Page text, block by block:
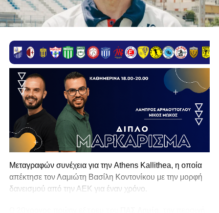
Μεταγραφών συνέχεια για την Athens Kallithea, η οποία
απέκτησε τον Λαμιώτη Βασίλη Κοντονίκου με την μορφή
δανεισμού από την ΑΕΚ για έναν χρόνο.